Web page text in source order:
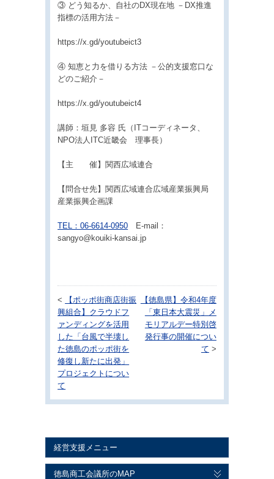
③ どう知るか、自社のDX現在地 －DX推進
指標の活用方法－
https://x.gd/youtubeict3
④ 知恵と力を借りる方法 －公的支援窓口な
どのご紹介－
https://x.gd/youtubeict4
講師：垣見 多容 氏（ITコーディネータ、
NPO法人ITC近畿会 理事長）
【主 催】関西広域連合
【問合せ先】関西広域連合広域産業振興局
産業振興企画課
TEL：06-6614-0950 E-mail：
sangyo@kouiki-kansai.jp
<
【ポッポ街商店街振
興組合】クラウドフ
ァンディングを活用
した「台風で半壊し
た徳島のポッポ街を
修復し新たに出発︎」
プロジェクトについ
て
【徳島県】令和4年度
「東日本大震災」メ
モリアルデー特別啓
発行事の開催につい
て >
経営支援メニュー
徳島商工会議所のMAP